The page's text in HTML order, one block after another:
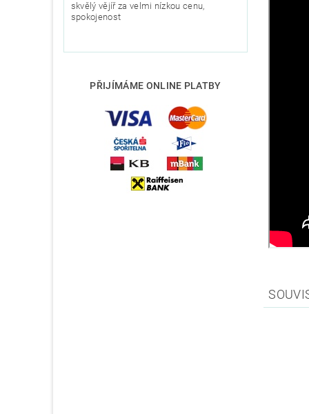
skvělý vějíř za velmi nízkou cenu,
spokojenost
PŘIJÍMÁME ONLINE PLATBY